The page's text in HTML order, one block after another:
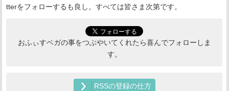
tterをフォローするも良し。すべては皆さま次第です。
おふぃすベガの事をつぶやいてくれたら喜んでフォローしま
す。
RSSの登録の仕方